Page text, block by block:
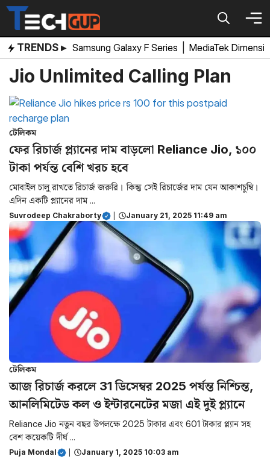
Skip
content
TRENDS ▸ Samsung Galaxy F Series MediaTek
Jio Unlimited Calling Plan
টেলিকম
ফের রিচার্জ প্ল্যানের দাম বাড়লো Reliance Jio, ১০০
টাকা পর্যন্ত বেশি খরচ হবে
মোবাইল চালু রাখতে রিচার্জ জরুরি। কিন্তু সেই রিচার্জের দাম যেন আকাশচুম্বি।
এদিন একটি প্ল্যানের দাম ...
Suvrodeep Chakraborty January 21, 2025 11:49 am
টেলিকম
আজ রিচার্জ করলে 31 ডিসেম্বর 2025 পর্যন্ত নিশ্চিন্ত,
আনলিমিটেড কল ও ইন্টারনেটের মজা এই দুই প্ল্যানে
Reliance Jio নতুন বছর উপলক্ষে 2025 টাকার এবং 601 টাকার প্ল্যান সহ
বেশ কয়েকটি দীর্ঘ ...
Puja Mondal January 1, 2025 10:03 am